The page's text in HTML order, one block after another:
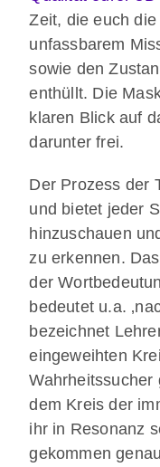
Zeit, die euch
unfassbarem
sowie den
enthüllt. Die
klaren Blick auf
darunter frei.
Der Prozess der
und bietet jeder
hinzuschauen
zu erkennen.
der
bedeutet u.a.
bezeichnet
eingeweihten
Wahrheitssucher
dem Kreis der
ihr in Resonanz
gekommen